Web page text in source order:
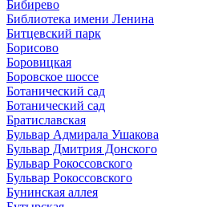
Бибирево
Библиотека имени Ленина
Битцевский парк
Борисово
Боровицкая
Боровское шоссе
Ботанический сад
Ботанический сад
Братиславская
Бульвар Адмирала Ушакова
Бульвар Дмитрия Донского
Бульвар Рокоссовского
Бульвар Рокоссовского
Бунинская аллея